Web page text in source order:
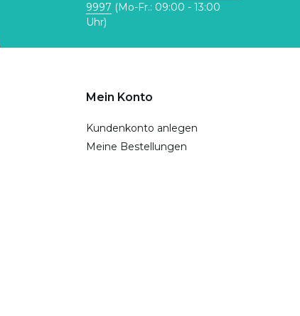
9997 (Mo-Fr.: 09:00 - 13:00
Uhr)
Mein Konto
Kundenkonto anlegen
Meine Bestellungen